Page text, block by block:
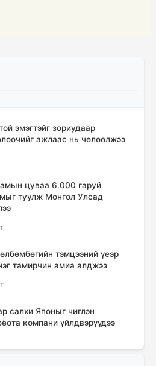
эмэгтэйг зориудаар
ажлаас нь чөлөөлжээ
цуваа 6.000 гаруй
туулж Монгол Улсад
тэмцээний үеэр
тамирчин амиа алджээ
салхи Японыг чиглэн
компани үйлдвэрүүдээ